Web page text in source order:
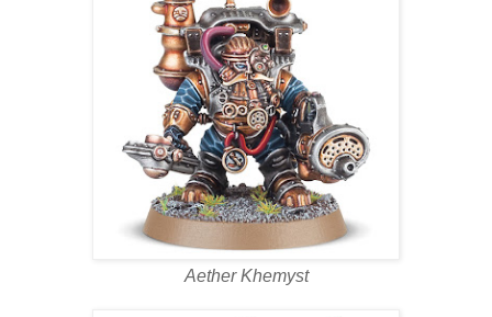
Aether Khemyst